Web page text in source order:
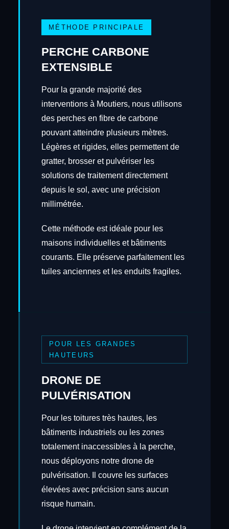
MÉTHODE PRINCIPALE
PERCHE CARBONE
EXTENSIBLE
Pour la grande majorité des
interventions à Moutiers, nous utilisons
des perches en fibre de carbone
pouvant atteindre plusieurs mètres.
Légères et rigides, elles permettent de
gratter, brosser et pulvériser les
solutions de traitement directement
depuis le sol, avec une précision
millimétrée.
Cette méthode est idéale pour les
maisons individuelles et bâtiments
courants. Elle préserve parfaitement les
tuiles anciennes et les enduits fragiles.
POUR LES GRANDES
HAUTEURS
DRONE DE
PULVÉRISATION
Pour les toitures très hautes, les
bâtiments industriels ou les zones
totalement inaccessibles à la perche,
nous déployons notre drone de
pulvérisation. Il couvre les surfaces
élevées avec précision sans aucun
risque humain.